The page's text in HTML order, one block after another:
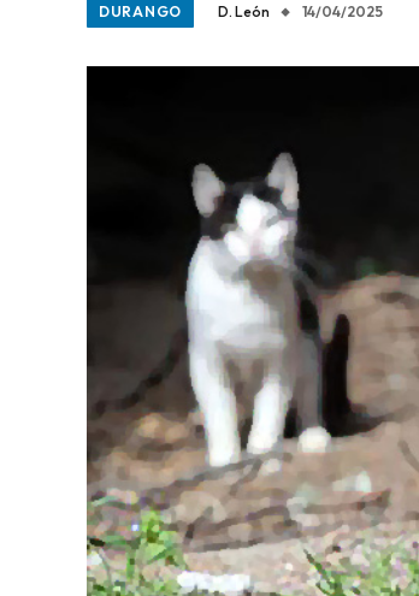
DURANGO D. León 14/04/2025